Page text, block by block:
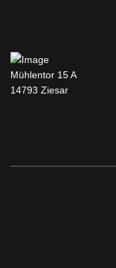
Mühlentor 15 A
14793 Ziesar